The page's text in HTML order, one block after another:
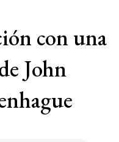
con una
John